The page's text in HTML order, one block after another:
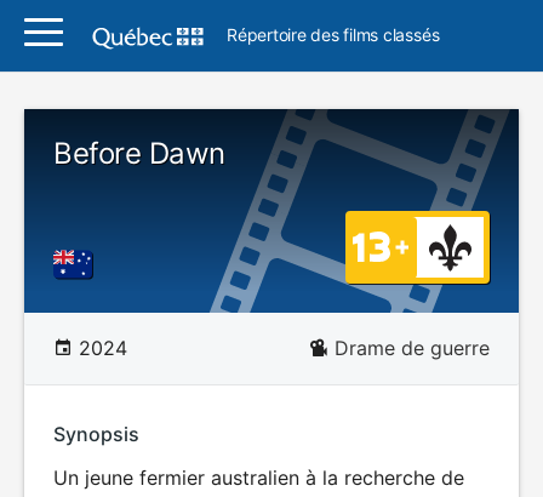
Répertoire des films classés
Before Dawn
2024 Drame de guerre
Synopsis
Un jeune fermier australien à la recherche de